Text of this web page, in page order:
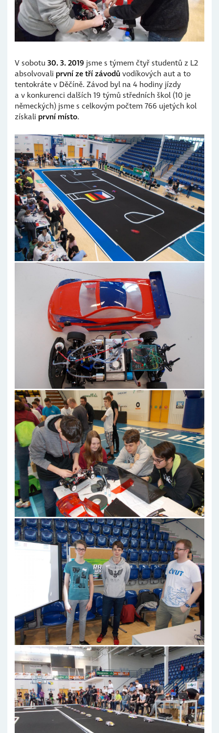
V sobotu 30. 3. 2019 jsme s týmem čtyř studentů z L2
absolvovali první ze tří závodůvodíkových aut a to
tentokráte v Děčíně. Závod byl na 4 hodiny jízdy
a v konkurenci dalších 19 týmů středních škol (10 je
německých) jsme s celkovým počtem 766 ujetých kol
získali první místo.